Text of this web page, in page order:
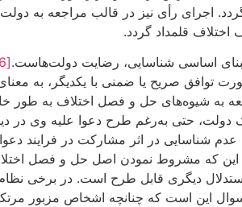
اجرای رأی نیز در قالب مراجعه به
قلمداد گردد.
اساسی شناسایی، رضایت دولت‌هاست.[16]
صریح یا ضمنی با یکدیگر، به معنای
به شیوه‌های حل و فصل اختلاف به طور
حتی به‌رغم طرح دعوا علیه وی در
در اثر مشارکت در فرایند دعوا
این که مشروط نمودن اصل حل و فصل
استدلال دیگری قابل طرح است. در برخی
این است که چنانچه اشخاص مزبور مرتکب